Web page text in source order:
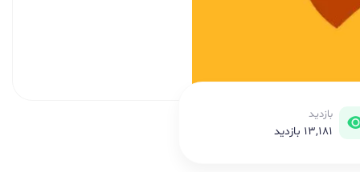
بازدید
13,181 بازدید